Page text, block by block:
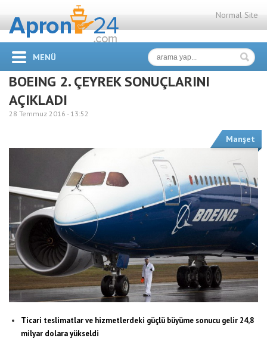
Normal Site
MENÜ
BOEING 2. ÇEYREK SONUÇLARINI
AÇIKLADI
28 Temmuz 2016 - 13:52
Manşet
Ticari teslimatlar ve hizmetlerdeki güçlü büyüme sonucu gelir 24,8
milyar dolara yükseldi